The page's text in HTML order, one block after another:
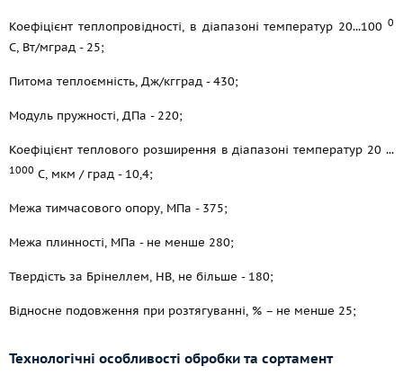
Коефіцієнт теплопровідності, в діапазоні температур 20...100 0
С, Вт/мград - 25;
Питома теплоємність, Дж/кгград - 430;
Модуль пружності, ДПа - 220;
Коефіцієнт теплового розширення в діапазоні температур 20 ...
1000 С, мкм / град - 10,4;
Межа тимчасового опору, МПа - 375;
Межа плинності, МПа - не менше 280;
Твердість за Брінеллем, НВ, не більше - 180;
Відносне подовження при розтягуванні, % – не менше 25;
Технологічні особливості обробки та сортамент